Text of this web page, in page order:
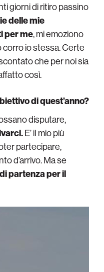
giorni di ritiro passino
delle mie
per me, mi emoziono
corro io stessa. Certe
che per noi sia
così.
di quest’anno?
disputare,
E’ il mio più
partecipare,
d’arrivo. Ma se
partenza per il